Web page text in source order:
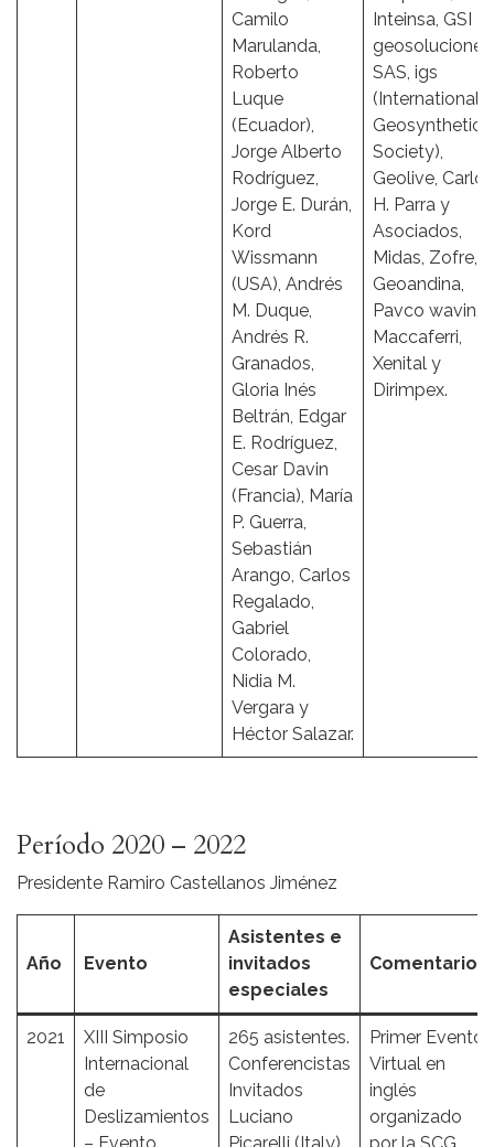
Camilo
Marulanda,
Roberto
Luque
(Ecuador),
Jorge Alberto
Rodríguez,
Jorge E. Durán,
Kord
Wissmann
(USA), Andrés
M. Duque,
Andrés R.
Granados,
Gloria Inés
Beltrán, Edgar
E. Rodríguez,
Cesar Davin
(Francia), María
P. Guerra,
Sebastián
Arango, Carlos
Regalado,
Gabriel
Colorado,
Nidia M.
Vergara y
Héctor Salazar.
Inteinsa, GSI
geosoluciones
SAS, igs
(International
Geosynthetics
Society),
Geolive, Carlos
H. Parra y
Asociados,
Midas, Zofre,
Geoandina,
Pavco wavin,
Maccaferri,
Xenital y
Dirimpex.
Período 2020 – 2022
Presidente Ramiro Castellanos Jiménez
Año Evento
Asistentes e
invitados
especiales
Comentarios
2021
XIII Simposio
Internacional
de
Deslizamientos
265 asistentes.
Conferencistas
Invitados
Luciano
Primer Evento
Virtual en
inglés
organizado